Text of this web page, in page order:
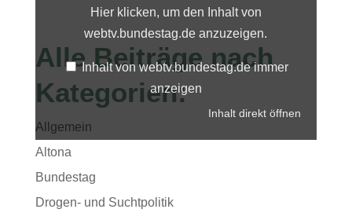
webtv.bundestag.deHier klicken, um den Inhalt von
webtv.bundestag.de anzuzeigen.
Inhalt von webtv.bundestag.de immer
anzeigen
Inhalt direkt öffnen
Alle Beiträge nach
Kategorien:
Allgemein
Altona
Bundestag
Drogen- und Suchtpolitik